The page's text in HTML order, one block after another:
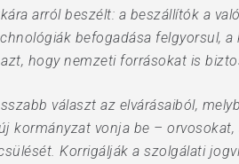
arról beszélt: a beszállítók a
befogadása felgyorsul,
hogy nemzeti forrásokat is
választ az elvárásaiból,
kormányzat vonja be –
Korrigálják a szolgálati